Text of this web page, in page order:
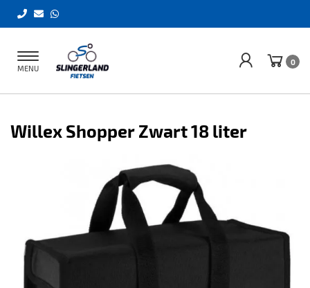
Toggle
navigation
MENU
0
Willex Shopper Zwart 18 liter